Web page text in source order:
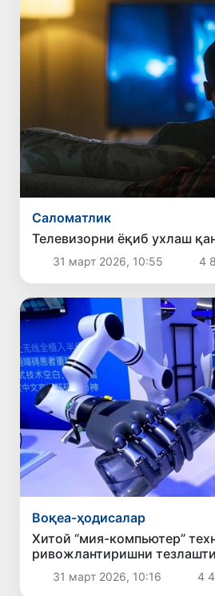
Саломатлик
Телевизорни ёқиб ухлаш
31 март 2026, 10:55 4
Воқеа-ҳодисалар
Хитой “мия-компьютер”
ривожлантиришни
31 март 2026, 10:16 4